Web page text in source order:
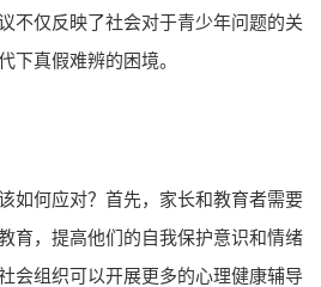
不仅反映了社会对于青少年问题的关
下真假难辨的困境。
如何应对？首先，家长和教育者需要
育，提高他们的自我保护意识和情绪
会组织可以开展更多的心理健康辅导